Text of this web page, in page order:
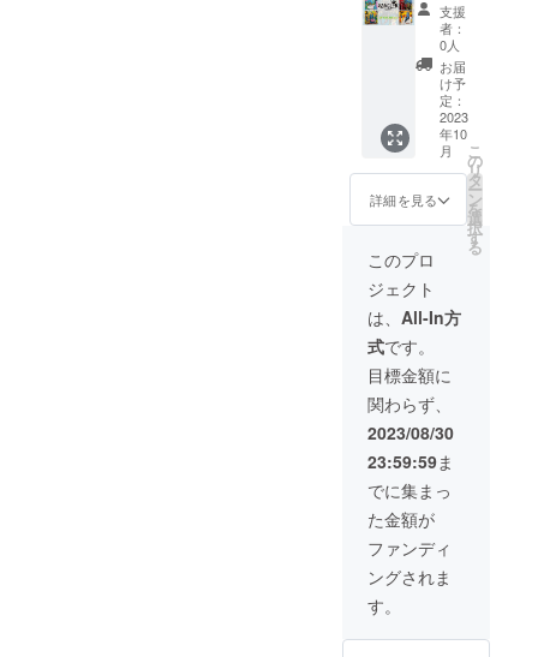
ないT
シャツ
サイズ
は "L"
ラージ
サイズ
と見な
しま
す。
ト本人
の自書
サイン
いり
カード
です ＊
注意：
リター
ン商品
配送、
アー
ト手渡
しは日
本国内
に限り
です。
＊リ
ターン
商品は
イメー
ジ画像
であ
り、現
品と異
なる場
合があ
ります
のでご
了承く
欄にT
ている
画像は
アー
ティス
トの実
現され
た作品
ですリ
ターン
対象商
品では
せん ＊
注意：
リター
ン商品
配送、
アー
ティス
ト手渡
しは日
本国内
に限り
です。
＊リ
ターン
商品は
イメー
ジ画像
であ
なる場
た作品
ですリ
ターン
対象商
品では
有りま
せん ＊
リター
ン商品
配送、
アー
ト手渡
しは日
本国内
に限り
です。
＊リ
ターン
商品は
イメー
ジ画像
であ
り、現
品と異
なる場
合があ
ります
のでご
了承く
画は
特別絵
画アー
ト
120cm
X120c
m 1 作
品
と
アーテ
イスト
サイン
紙1枚 +
特別カ
スタム
アート
スニー
カー1足
＊注
意：投
稿され
ている
画像は
アー
ティス
トの実
現され
た作品
ですリ
ターン
有りま
支援
者：
0人
お届
け予
定：
2023
年10
月
詳細を見る
こ
の
リ
タ
ー
ン
を
選
択
す
る
このプロ
ジェクト
は、 All-In方
式です。
目標金額に
関わらず、
2023/08/30
23:59:59ま
でに集まっ
た金額が
ファンディ
ングされま
す。